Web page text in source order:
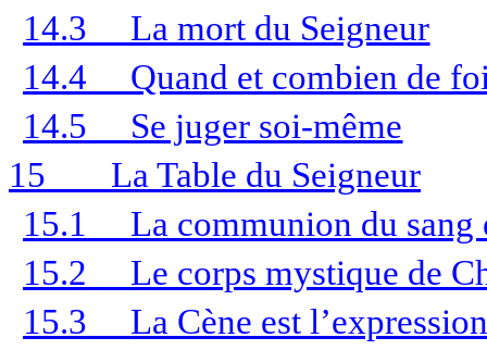
14.3
La mort du Seigneur
14.4
Quand et combien de
14.5
Se juger soi-même
15
La Table du Seigneur
15.1
La communion du sang
15.2
Le corps mystique de
15.3
La Cène est